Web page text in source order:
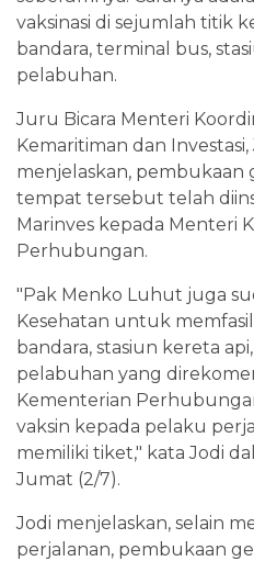
vaksinasi di sejumlah titik
bandara, terminal bus,
pelabuhan.
Juru Bicara Menteri
Kemaritiman dan Investasi,
menjelaskan, pembukaan
tempat tersebut telah
Marinves kepada Menteri
Perhubungan.
"Pak Menko Luhut juga
Kesehatan untuk
bandara, stasiun kereta
pelabuhan yang
Kementerian
vaksin kepada pelaku
memiliki tiket," kata Jodi
Jumat (2/7).
Jodi menjelaskan, selain
perjalanan, pembukaan